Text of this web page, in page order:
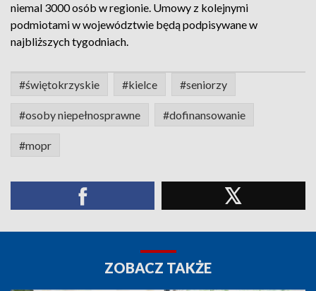
niemal 3000 osób w regionie. Umowy z kolejnymi
podmiotami w województwie będą podpisywane w
najbliższych tygodniach.
#świętokrzyskie #kielce #seniorzy
#osoby niepełnosprawne #dofinansowanie
#mopr
ZOBACZ TAKŻE